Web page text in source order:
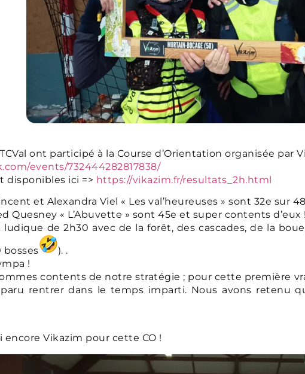
ont participé à la Course d’Orientation organisée par
events/732444282817838/
disponibles ici => https://vikazim.fr/resultats_2h.html
et Alexandra Viel « Les val’heureuses » sont 32e sur
Quesney « L’Abuvette » sont 45e et super contents d’eux !
ludique de 2h30 avec de la forêt, des cascades, de la
). .
!
contents de notre stratégie ; pour cette première
rentrer dans le temps imparti. Nous avons retenu
encore Vikazim pour cette CO !